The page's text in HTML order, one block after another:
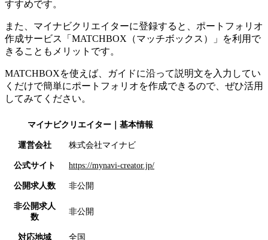
すすめです。
また、マイナビクリエイターに登録すると、ポートフォリオ
作成サービス「MATCHBOX（マッチボックス）」を利用で
きることもメリットです。
MATCHBOXを使えば、ガイドに沿って説明文を入力してい
くだけで簡単にポートフォリオを作成できるので、ぜひ活用
してみてください。
マイナビクリエイター｜基本情報
運営会社 株式会社マイナビ
公式サイト https://mynavi-creator.jp/
公開求人数 非公開
非公開求人
数
非公開
対応地域 全国